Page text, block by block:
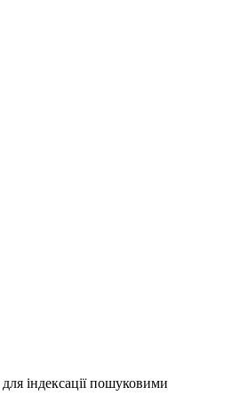
індексації пошуковими